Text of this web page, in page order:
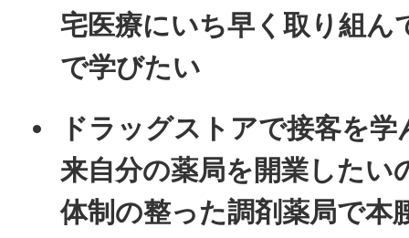
宅医療にいち早く取り組ん
で学びたい
ドラッグストアで接客を学
来自分の薬局を開業したい
体制の整った調剤薬局で本